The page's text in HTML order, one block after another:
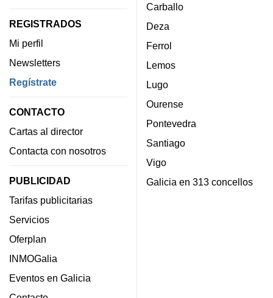
REGISTRADOS
Mi perfil
Newsletters
Regístrate
CONTACTO
Cartas al director
Contacta con nosotros
PUBLICIDAD
Tarifas publicitarias
Servicios
Oferplan
INMOGalia
Eventos en Galicia
Carballo
Deza
Ferrol
Lemos
Lugo
Ourense
Pontevedra
Santiago
Vigo
Galicia en 313 concellos